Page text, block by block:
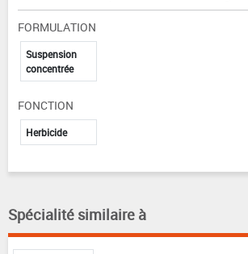
FORMULATION
Suspension
concentrée
FONCTION
Herbicide
Spécialité similaire à